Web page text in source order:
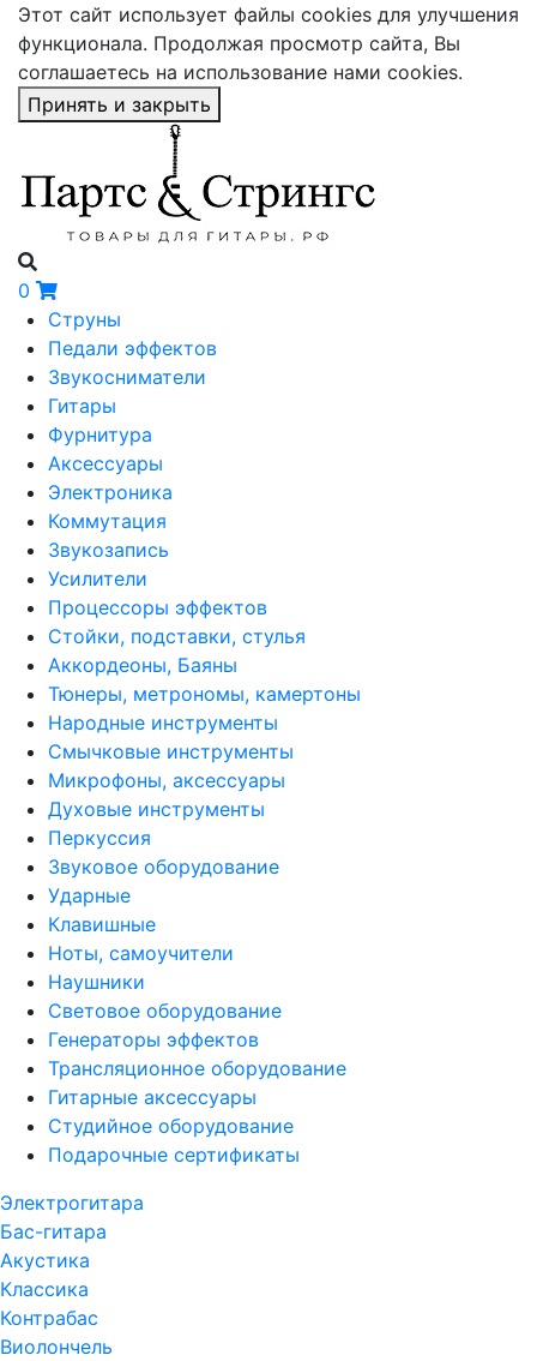
Этот сайт использует файлы cookies для улучшения
функционала. Продолжая просмотр сайта, Вы
соглашаетесь на использование нами cookies.
Принять и закрыть
0
Струны
Педали эффектов
Звукосниматели
Гитары
Фурнитура
Аксессуары
Электроника
Коммутация
Звукозапись
Усилители
Процессоры эффектов
Стойки, подставки, стулья
Аккордеоны, Баяны
Тюнеры, метрономы, камертоны
Народные инструменты
Смычковые инструменты
Микрофоны, аксессуары
Духовые инструменты
Перкуссия
Звуковое оборудование
Ударные
Клавишные
Ноты, самоучители
Наушники
Световое оборудование
Генераторы эффектов
Трансляционное оборудование
Гитарные аксессуары
Студийное оборудование
Подарочные сертификаты
Электрогитара
Бас-гитара
Акустика
Классика
Контрабас
Виолончель